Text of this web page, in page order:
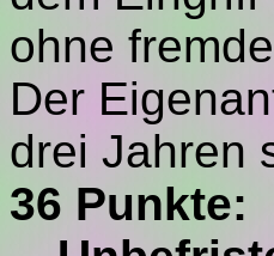
ohne
Der
drei Jahren
36 Punkte: